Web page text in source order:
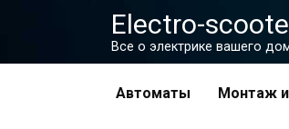
Electro-
Все о электрике вашего
Автоматы Монтаж